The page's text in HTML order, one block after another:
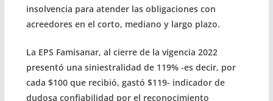
insolvencia para atender las obligaciones con
acreedores en el corto, mediano y largo plazo.
La EPS Famisanar, al cierre de la vigencia 2022
presentó una siniestralidad de 119% -es decir, por
cada $100 que recibió, gastó $119- indicador de
dudosa confiabilidad por el reconocimiento